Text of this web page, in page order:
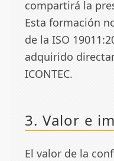
compartirá la
Esta formación
de la ISO
adquirido
ICONTEC.
3. Valor e
El valor de la